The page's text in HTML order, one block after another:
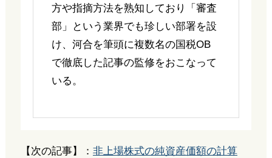
方や指摘方法を熟知しており「審査
部」という業界でも珍しい部署を設
け、河合を筆頭に複数名の国税OB
で徹底した記事の監修をおこなって
いる。
【次の記事】： 非上場株式の純資産価額の計算